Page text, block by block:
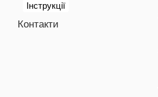
Інструкції
Контакти